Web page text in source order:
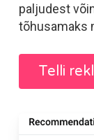
paljudest
tõhusamaks
Telli